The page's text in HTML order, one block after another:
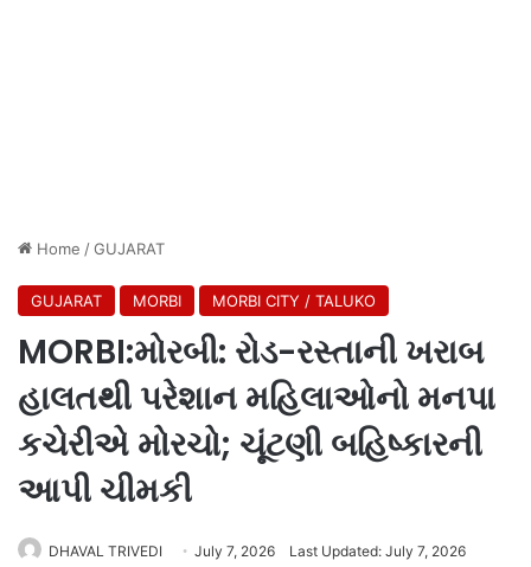
Home /GUJARAT
GUJARAT MORBI MORBI CITY / TALUKO
MORBI:મોરબી: રોડ-રસ્તાની ખરાબ
હાલતથી પરેશાન મહિલાઓનો મનપા
કચેરીએ મોરચો; ચૂંટણી બહિષ્કારની
આપી ચીમકી
DHAVAL TRIVEDI July 7, 2026 Last Updated: July 7, 2026